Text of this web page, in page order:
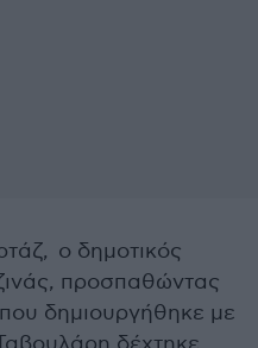
ο δημοτικός
προσπαθώντας
δημιουργήθηκε με